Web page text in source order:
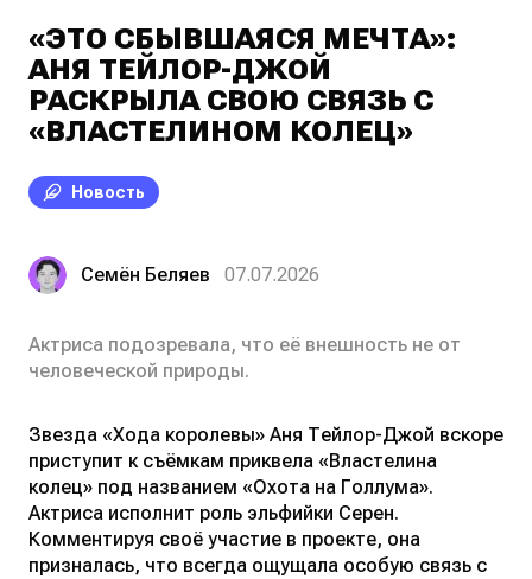
«ЭТО СБЫВШАЯСЯ МЕЧТА»:
АНЯ ТЕЙЛОР-ДЖОЙ
РАСКРЫЛА СВОЮ СВЯЗЬ С
«ВЛАСТЕЛИНОМ КОЛЕЦ»
Новость
Семён Беляев 07.07.2026
Актриса подозревала, что её внешность не от
человеческой природы.
Звезда «Хода королевы» Аня Тейлор-Джой вскоре
приступит к съёмкам приквела «Властелина
колец» под названием «Охота на Голлума».
Актриса исполнит роль эльфийки Серен.
Комментируя своё участие в проекте, она
призналась, что всегда ощущала особую связь с